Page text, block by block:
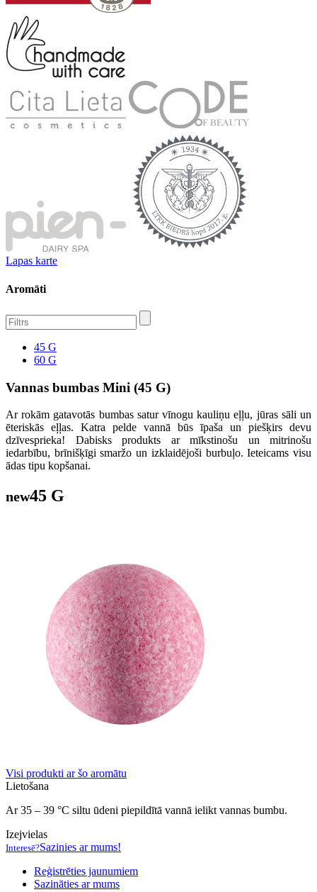
Lapas karte
Aromāti
45 G
60 G
Vannas bumbas Mini (45 G)
Ar rokām gatavotās bumbas satur vīnogu kauliņu eļļu, jūras sāli un
ēteriskās eļļas. Katra pelde vannā būs īpaša un piešķirs devu
dzīvesprieka! Dabisks produkts ar mīkstinošu un mitrinošu
iedarbību, brīnišķīgi smaržo un izklaidējoši burbuļo. Ieteicams visu
ādas tipu kopšanai.
new45 G
Visi produkti ar šo aromātu
Lietošana
Ar 35 – 39 °C siltu ūdeni piepildītā vannā ielikt vannas bumbu.
Izejvielas
Interesē?Sazinies ar mums!
Reģistrēties jaunumiem
Sazināties ar mums